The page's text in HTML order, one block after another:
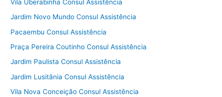
Vila Uberabinha Consul Assistência
Jardim Novo Mundo Consul Assistência
Pacaembu Consul Assistência
Praça Pereira Coutinho Consul Assistência
Jardim Paulista Consul Assistência
Jardim Lusitânia Consul Assistência
Vila Nova Conceição Consul Assistência